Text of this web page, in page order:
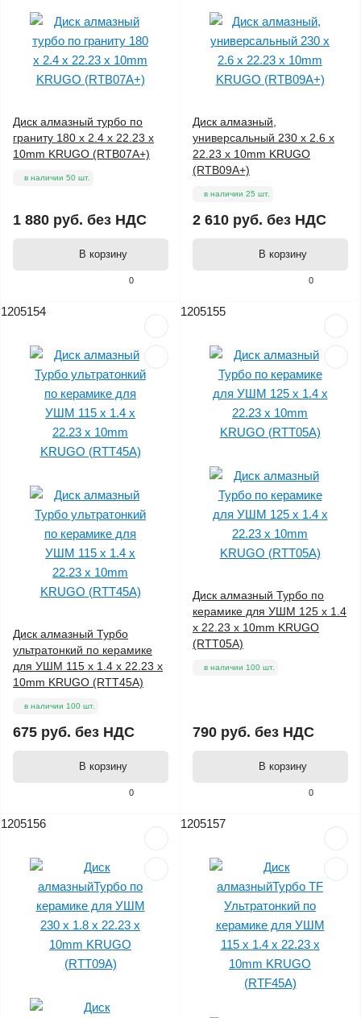
0
Диск алмазный турбо по
граниту 180 x 2.4 x 22.23 x
10mm KRUGO (RTB07A+)
в наличии 50 шт.
1 880 руб. без НДС
В корзину
0
Диск алмазный,
универсальный 230 x 2.6 x
22.23 x 10mm KRUGO
(RTB09A+)
в наличии 25 шт.
2 610 руб. без НДС
В корзину
1205154
0
Диск алмазный Турбо
ультратонкий по керамике
для УШМ 115 x 1.4 x 22.23 x
10mm KRUGO (RTT45A)
в наличии 100 шт.
675 руб. без НДС
В корзину
1205155
0
Диск алмазный Турбо по
керамике для УШМ 125 x 1.4
x 22.23 x 10mm KRUGO
(RTT05A)
в наличии 100 шт.
790 руб. без НДС
В корзину
1205156 1205157